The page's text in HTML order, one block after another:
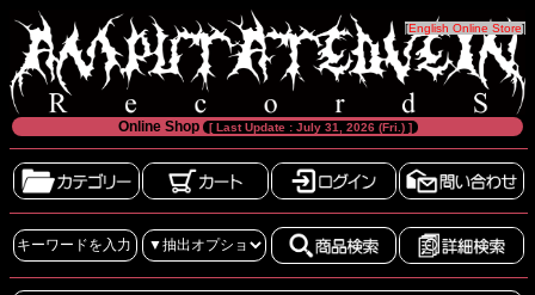
[English Online Store]
Online Shop [ Last Update : July 31, 2026 (Fri.) ]